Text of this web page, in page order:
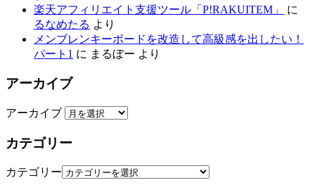
楽天アフィリエイト支援ツール「P!RAKUITEM」
に
るなめたる より
メンブレンキーボードを改造して高級感を出したい！
パート1 に まるぼー より
アーカイブ
アーカイブ
カテゴリー
カテゴリー